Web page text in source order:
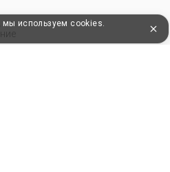
мы используем cookies.